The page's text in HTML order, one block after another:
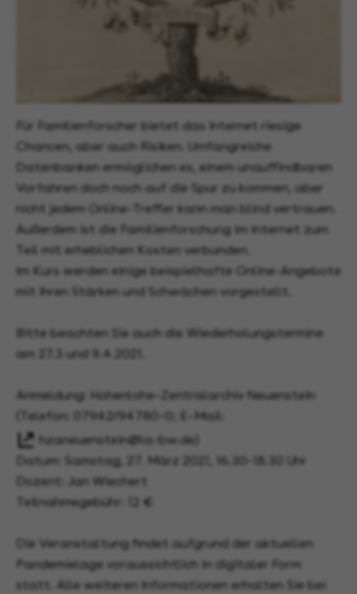
Für Familienforscher bietet das Internet riesige
Chancen, aber auch Risiken. Umfangreiche
Datenbanken ermöglichen es, einem unauffindbaren
Vorfahren doch noch auf die Spur zu kommen, aber
nicht jedem Online-Treffer kann man blind vertrauen.
Außerdem ist die Familienforschung im Internet zum
Teil mit erheblichen Kosten verbunden.
Im Kurs werden einige beispielhafte Online-Angebote
mit ihren Stärken und Schwächen vorgestellt.
Bitte beachten Sie auch die Wiederholungstermine
am 27.3 und 9.4.2021.
Anmeldung: Hohenlohe–Zentralarchiv Neuenstein
(Telefon: 07942/94780–0; E–Mail:
hzaneuenstein@la-bw.de
Datum: Samstag, 27. März 2021, 16.30-18.30 Uhr
Dozent: Jan Wiechert
Teilnahmegebühr: 12 €
Die Veranstaltung findet aufgrund der aktuellen
Pandemielage voraussichtlich in digitaler Form
statt. Alle weiteren Informationen erhalten Sie bei